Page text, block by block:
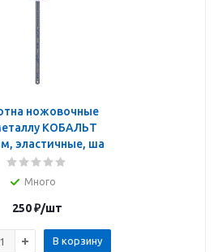
ножовочные
КОБАЛЬТ
эластичные, ша
Много
250₽/шт
В корзину